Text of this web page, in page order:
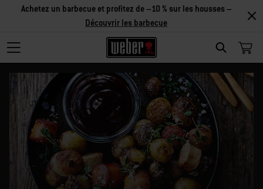
SEARCH
Achetez un barbecue et profitez de –10 % sur les housses –
Découvrir les barbecue